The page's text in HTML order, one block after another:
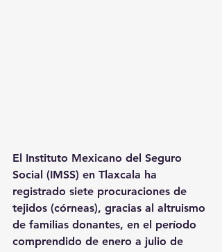
El Instituto Mexicano del Seguro
Social (IMSS) en Tlaxcala ha
registrado siete procuraciones de
tejidos (córneas), gracias al altruismo
de familias donantes, en el período
comprendido de enero a julio de